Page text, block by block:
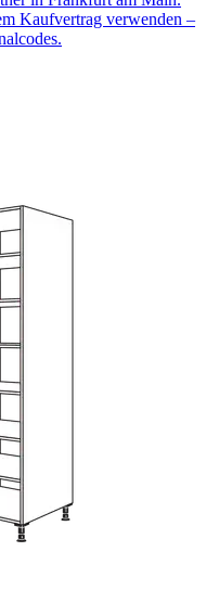
Kaufvertrag verwenden –